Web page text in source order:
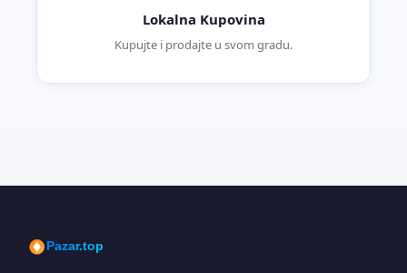
Lokalna Kupovina
Kupujte i prodajte u svom gradu.
Pazar.top